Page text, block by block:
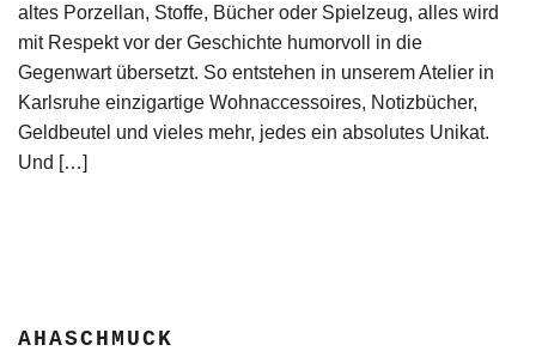
altes Porzellan, Stoffe, Bücher oder Spielzeug, alles wird
mit Respekt vor der Geschichte humorvoll in die
Gegenwart übersetzt. So entstehen in unserem Atelier in
Karlsruhe einzigartige Wohnaccessoires, Notizbücher,
Geldbeutel und vieles mehr, jedes ein absolutes Unikat.
Und […]
AHASCHMUCK